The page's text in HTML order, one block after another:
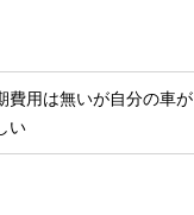
費用は無いが自分の車が
い